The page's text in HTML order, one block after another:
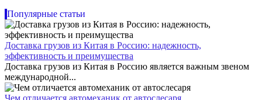
Популярные статьи
Доставка грузов из Китая в Россию: надежность,
эффективность и преимущества
Доставка грузов из Китая в Россию является важным звеном
международной...
Чем отличается автомеханик от автослесаря